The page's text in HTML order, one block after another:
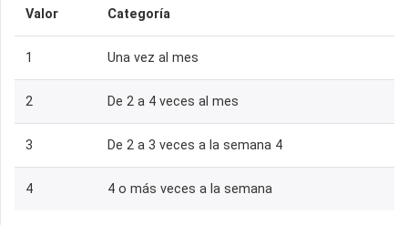
Valor Categoría
1 Una vez al mes
2 De 2 a 4 veces al mes
3 De 2 a 3 veces a la semana 4
4 4 o más veces a la semana